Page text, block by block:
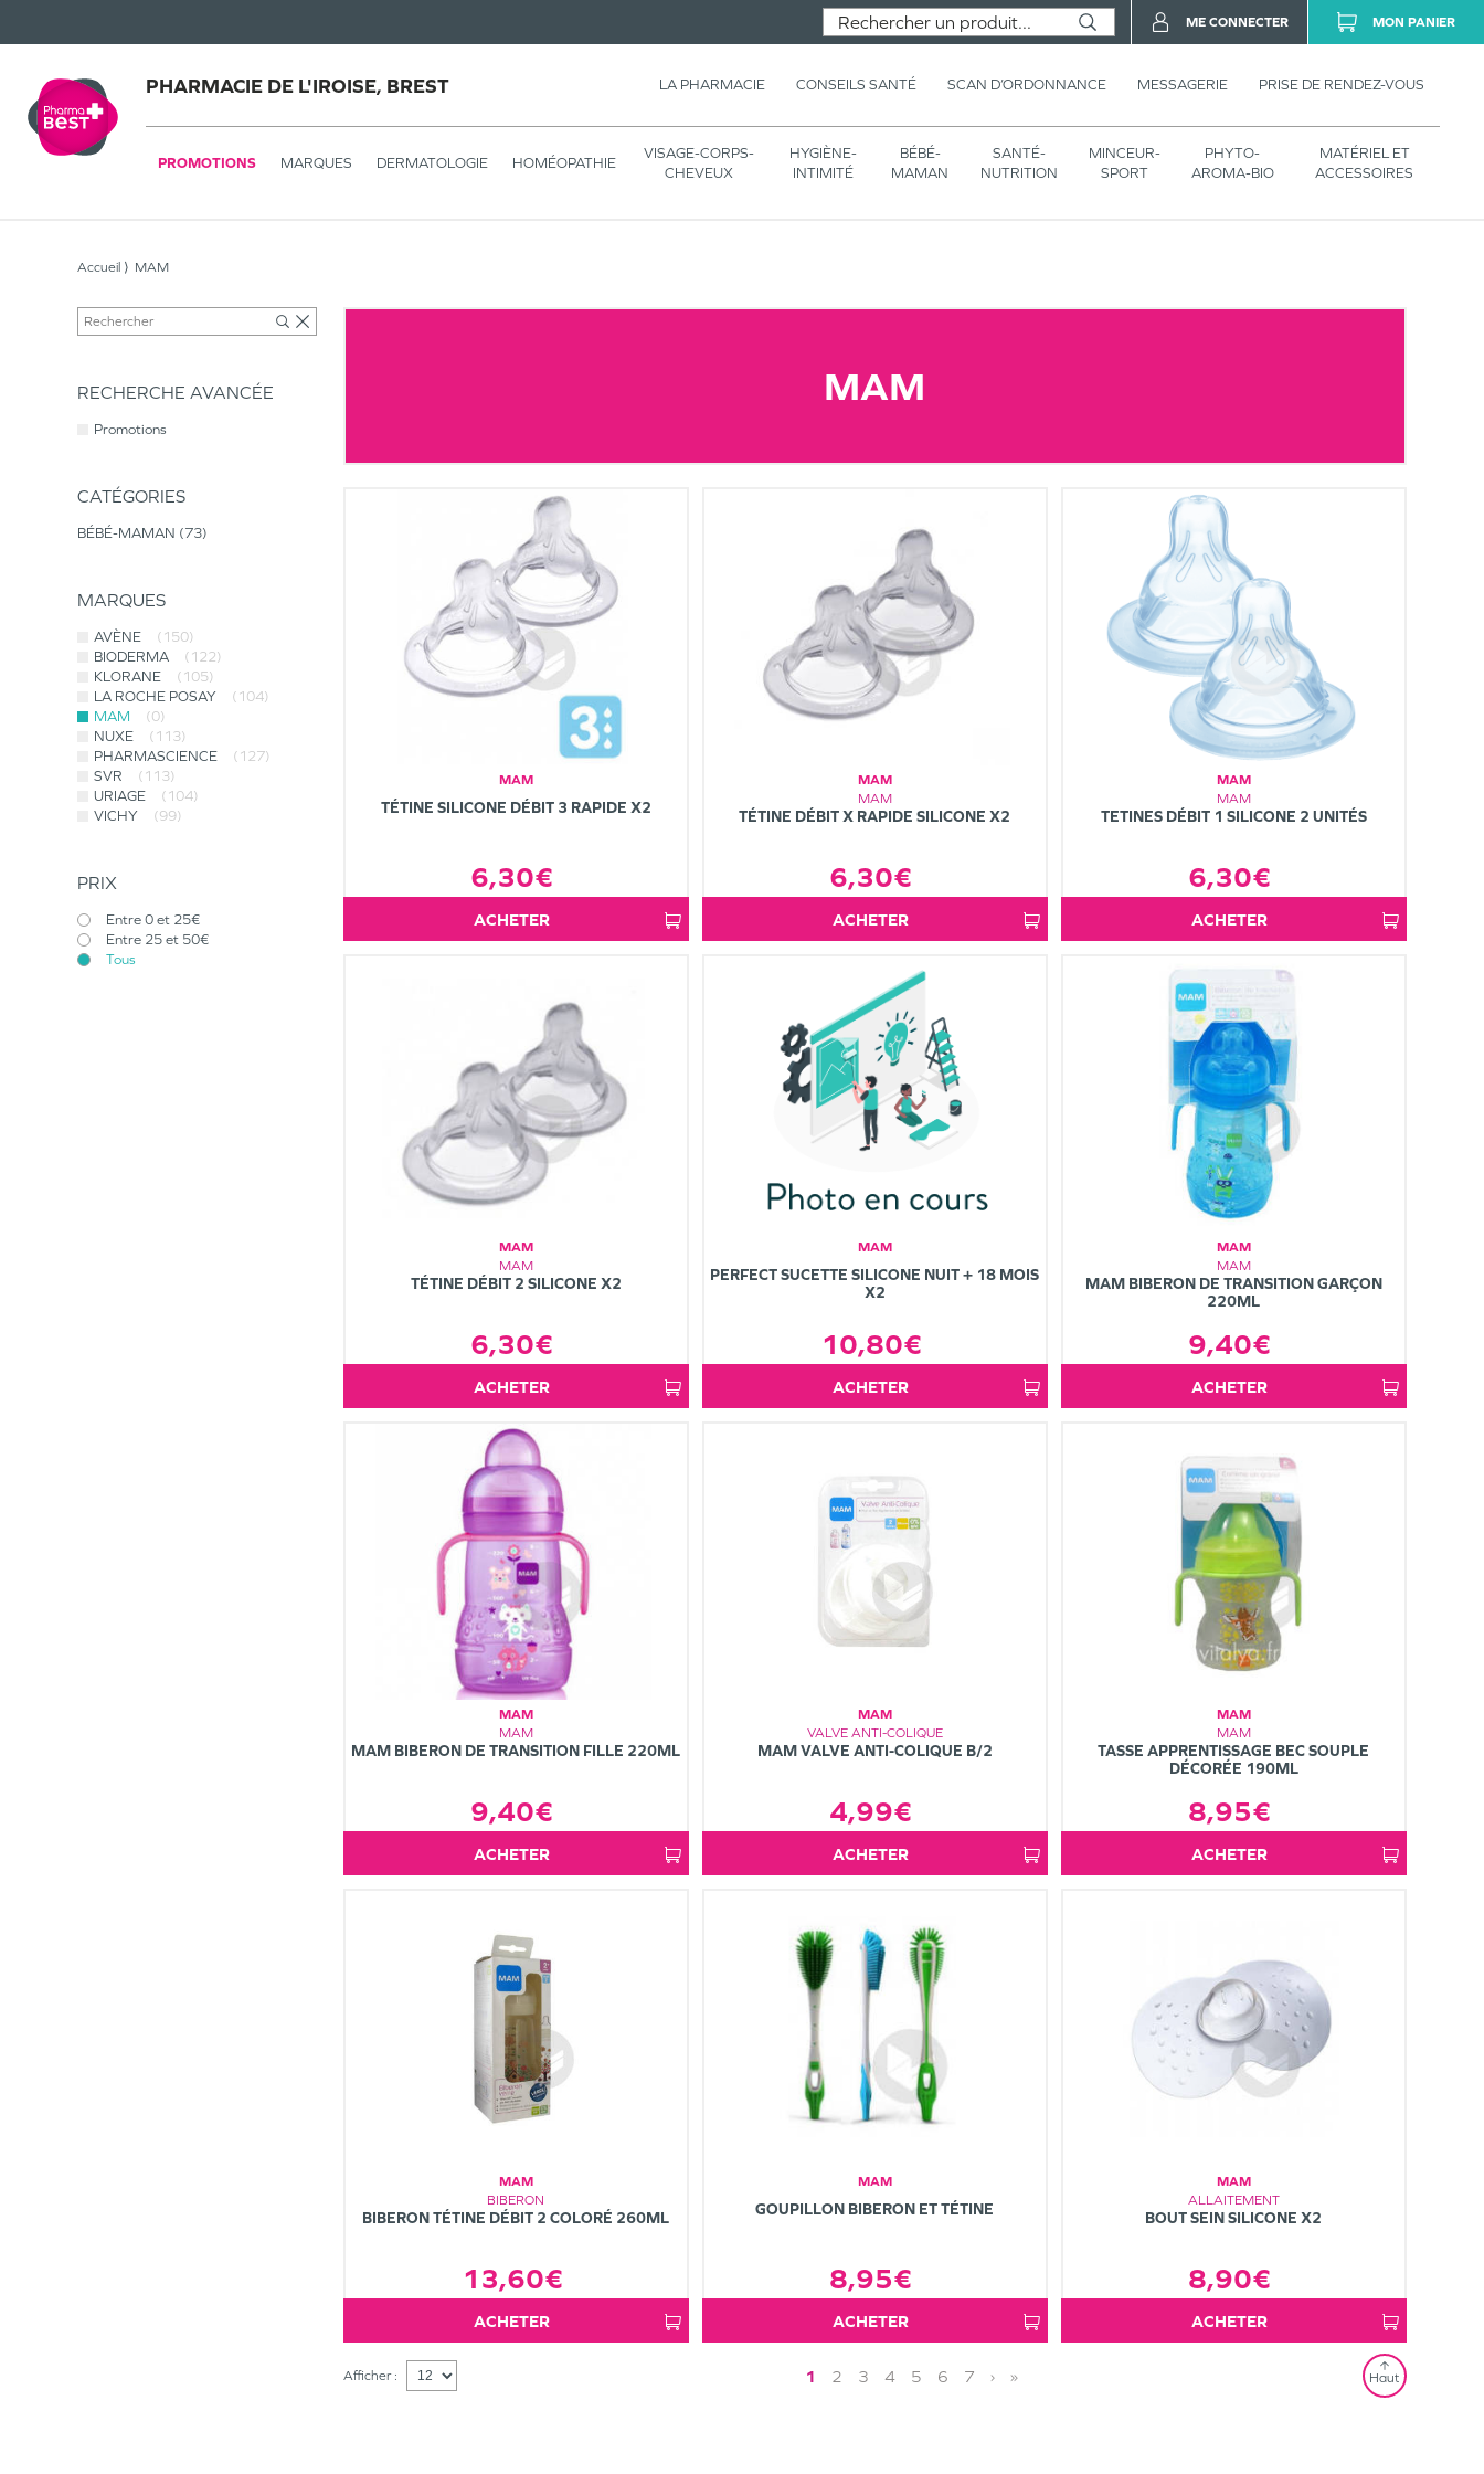
PHARMACIE DE L'IROISE, BREST LA PHARMACIE CONSEILS SANTÉ SCAN D’ORDONNANCE MESSAGERIE PRISE DE RENDEZ-VOUS
PROMOTIONS MARQUES DERMATOLOGIE HOMÉOPATHIE
VISAGE-CORPS-
CHEVEUX
HYGIÈNE-
INTIMITÉ
BÉBÉ-
MAMAN
SANTÉ-
NUTRITION
MINCEUR-
SPORT
PHYTO-
AROMA-BIO
MATÉRIEL ET
ACCESSOIRES
ME CONNECTER MON PANIER
Accueil MAM
RECHERCHE AVANCÉE
Promotions
CATÉGORIES
BÉBÉ-MAMAN 73
MARQUES
AVÈNE
(150)
BIODERMA
(122)
KLORANE
(105)
LA ROCHE POSAY
(104)
MAM
(0)
NUXE
(113)
PHARMASCIENCE
(127)
SVR
(113)
URIAGE
(104)
VICHY
(99)
PRIX
Entre 0 et 25€
Entre 25 et 50€
Tous
MAM
MAM
TÉTINE SILICONE DÉBIT 3 RAPIDE X2
6,30€
ACHETER
MAM
MAM
TÉTINE DÉBIT X RAPIDE SILICONE X2
6,30€
ACHETER
MAM
MAM
TETINES DÉBIT 1 SILICONE 2 UNITÉS
6,30€
ACHETER
MAM
MAM
TÉTINE DÉBIT 2 SILICONE X2
6,30€
ACHETER
MAM
PERFECT SUCETTE SILICONE NUIT + 18 MOIS
X2
10,80€
ACHETER
MAM
MAM
MAM BIBERON DE TRANSITION GARÇON
220ML
9,40€
ACHETER
MAM
MAM
MAM BIBERON DE TRANSITION FILLE 220ML
9,40€
ACHETER
MAM
VALVE ANTI-COLIQUE
MAM VALVE ANTI-COLIQUE B/2
4,99€
ACHETER
MAM
MAM
TASSE APPRENTISSAGE BEC SOUPLE
DÉCORÉE 190ML
8,95€
ACHETER
MAM
BIBERON
BIBERON TÉTINE DÉBIT 2 COLORÉ 260ML
13,60€
ACHETER
MAM
GOUPILLON BIBERON ET TÉTINE
8,95€
ACHETER
MAM
ALLAITEMENT
BOUT SEIN SILICONE X2
8,90€
ACHETER
Afficher : 1 2 3 4 5 6 7 › » Haut